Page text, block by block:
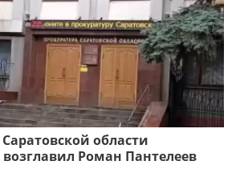
области
Роман Пантелеев